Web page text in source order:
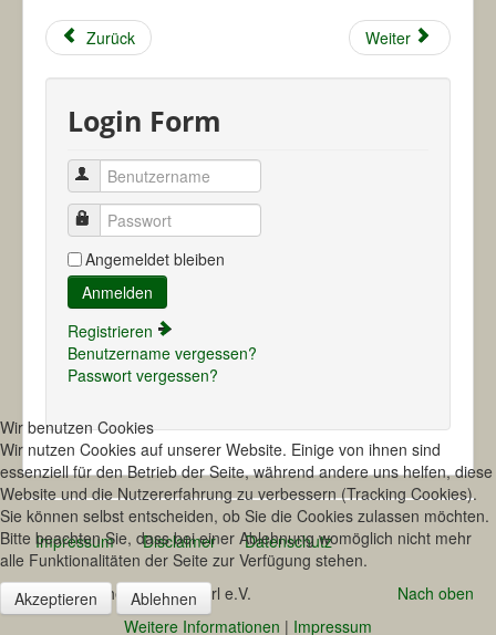
Zurück Weiter
Login Form
Benutzername
Passwort
Angemeldet bleiben
Anmelden
Registrieren
Benutzername vergessen?
Passwort vergessen?
Impressum Disclaimer Datenschutz
Nach oben
© 2026 Fischereiverein Marl e.V.
Wir benutzen Cookies
Wir nutzen Cookies auf unserer Website. Einige von ihnen sind
essenziell für den Betrieb der Seite, während andere uns helfen, diese
Website und die Nutzererfahrung zu verbessern (Tracking Cookies).
Sie können selbst entscheiden, ob Sie die Cookies zulassen möchten.
Bitte beachten Sie, dass bei einer Ablehnung womöglich nicht mehr
alle Funktionalitäten der Seite zur Verfügung stehen.
Akzeptieren
Ablehnen
Weitere Informationen | Impressum